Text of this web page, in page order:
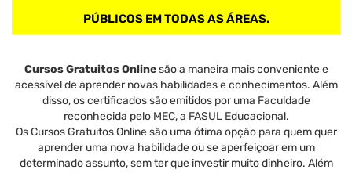
PÚBLICOS EM TODAS AS ÁREAS.
Cursos Gratuitos Onlinesão a maneira mais conveniente e
acessível de aprender novas habilidades e conhecimentos. Além
disso, os certificados são emitidos por uma Faculdade
reconhecida pelo MEC, a FASUL Educacional.
Os Cursos Gratuitos Online são uma ótima opção para quem quer
aprender uma nova habilidade ou se aperfeiçoar em um
determinado assunto, sem ter que investir muito dinheiro. Além